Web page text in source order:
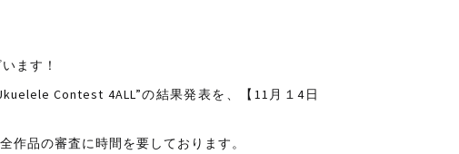
ます！
Contest 4ALL”の結果発表を、【11月１4日
作品の審査に時間を要しております。